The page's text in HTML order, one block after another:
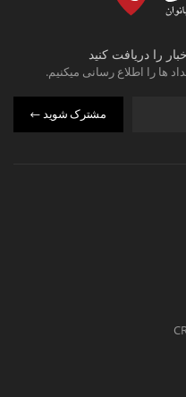
را دریافت کنید
ها را اطلاع رسانی میکنیم.
مشترک شوید